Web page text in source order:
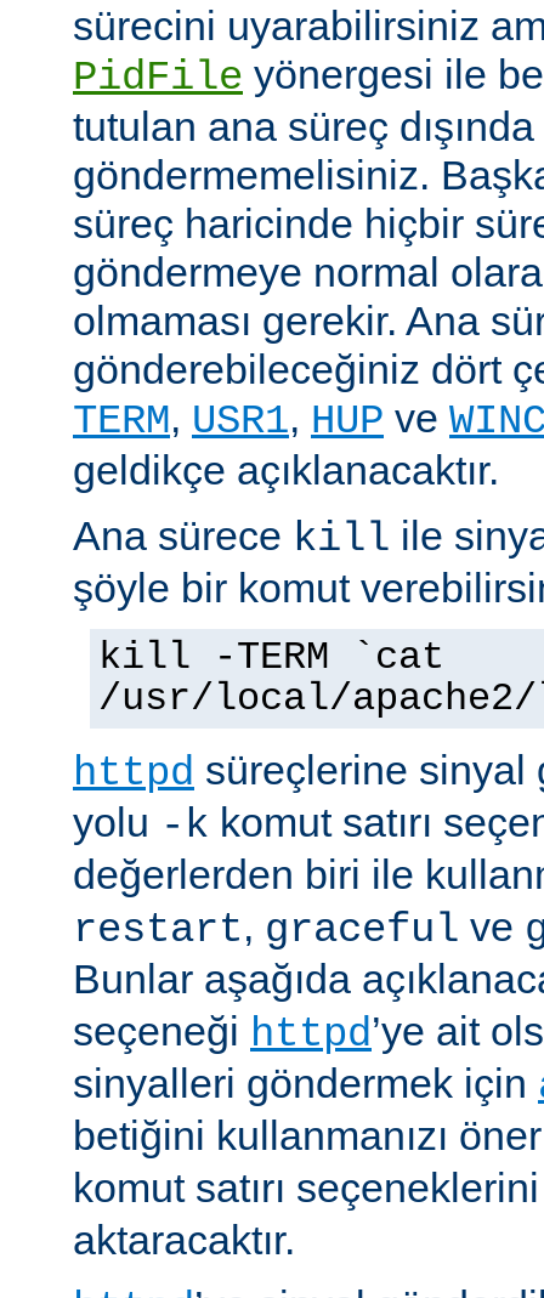
sürecini uyarabilirsiniz
PidFile yönergesi ile
tutulan ana süreç
göndermemelisiniz.
süreç haricinde hiçbir
göndermeye normal
olmaması gerekir. Ana
gönderebileceğiniz dört
TERM, USR1, HUP ve
geldikçe açıklanacaktır.
Ana sürece kill ile
şöyle bir komut
kill -TERM `cat
/usr/local/
httpd süreçlerine sinyal
yolu -k komut satırı
değerlerden biri ile
restart, graceful ve
Bunlar aşağıda
seçeneği httpd’ye ait
sinyalleri göndermek için
betiğini kullanmanızı
komut satırı
aktaracaktır.